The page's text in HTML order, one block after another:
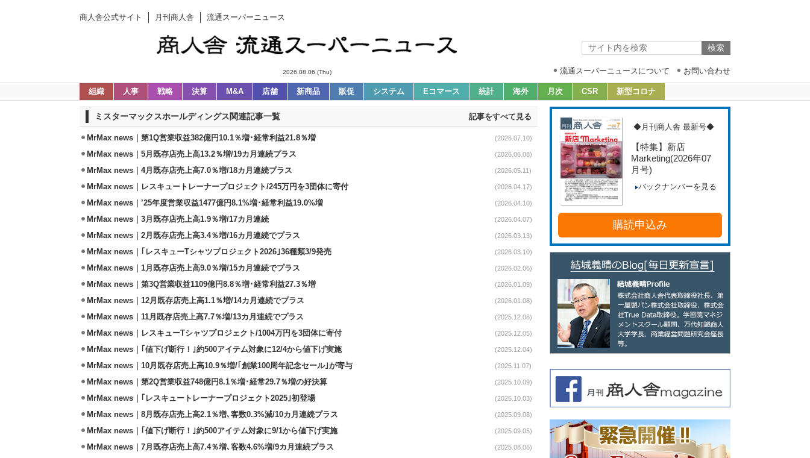
商人舎公式サイト 月刊商人舎 流通スーパーニュース
2026.08.06 (Thu) 流通スーパーニュースについて お問い合わせ
組織 人事 戦略 決算 M&A 店舗 新商品 販促 システム Eコマース 統計 海外 月次 CSR 新型コロナ
ミスターマックスホールディングス関連記事一覧 記事をすべて見る
MrMax news｜第1Q営業収益382億円10.1％増･経常利益21.8％増 (2026.07.10)
MrMax news｜5月既存店売上高13.2％増/19カ月連続プラス (2026.06.08)
MrMax news｜4月既存店売上高7.0％増/18カ月連続プラス (2026.05.11)
MrMax news｜レスキュートレーナープロジェクト/245万円を3団体に寄付 (2026.04.17)
MrMax news｜’25年度営業収益1477億円8.1%増･経常利益19.0%増 (2026.04.10)
MrMax news｜3月既存店売上高1.9％増/17カ月連続 (2026.04.07)
MrMax news｜2月既存店売上高3.4％増/16カ月連続でプラス (2026.03.13)
MrMax news｜｢レスキューTシャツプロジェクト2026｣36種類3/9発売 (2026.03.10)
MrMax news｜1月既存店売上高9.0％増/15カ月連続でプラス (2026.02.06)
MrMax news｜第3Q営業収益1109億円8.8％増･経常利益27.3％増 (2026.01.09)
MrMax news｜12月既存店売上高1.1％増/14カ月連続でプラス (2026.01.08)
MrMax news｜11月既存店売上高7.7％増/13カ月連続でプラス (2025.12.08)
MrMax news｜レスキューTシャツプロジェクト/1004万円を3団体に寄付 (2025.12.05)
MrMax news｜｢値下げ断行！｣約500アイテム対象に12/4から値下げ実施 (2025.12.04)
MrMax news｜10月既存店売上高10.9％増/｢創業100周年記念セール｣が寄与 (2025.11.07)
MrMax news｜第2Q営業収益748億円8.1％増･経常29.7％増の好決算 (2025.10.09)
MrMax news｜｢レスキュートレーナープロジェクト2025｣初登場 (2025.10.03)
MrMax news｜8月既存店売上高2.1％増､客数0.3%減/10カ月連続プラス (2025.09.08)
MrMax news｜｢値下げ断行！｣約500アイテム対象に9/1から値下げ実施 (2025.09.05)
MrMax news｜7月既存店売上高7.4％増､客数4.6%増/9カ月連続プラス (2025.08.06)
◆月刊商人舎 最新号◆
【特集】新店
Marketing(2026年07
月号)
バックナンバーを見る
購読申込み